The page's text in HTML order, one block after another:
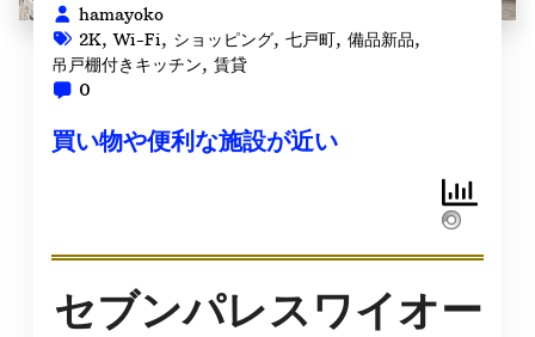
hamayoko
2K,Wi-Fi, ショッピング, 七戸町, 備品新品,
吊戸棚付きキッチン, 賃貸
0
買い物や便利な施設が近い
セブンパレスワイオー